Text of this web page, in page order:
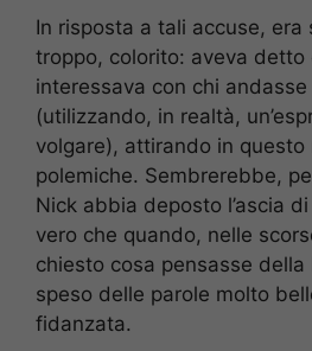
In risposta a tali accuse,
troppo, colorito: aveva detto
interessava con chi
(utilizzando, in realtà,
volgare), attirando in questo
polemiche. Sembrerebbe,
Nick abbia deposto l’ascia
vero che quando, nelle
chiesto cosa pensasse della
speso delle parole molto
fidanzata.